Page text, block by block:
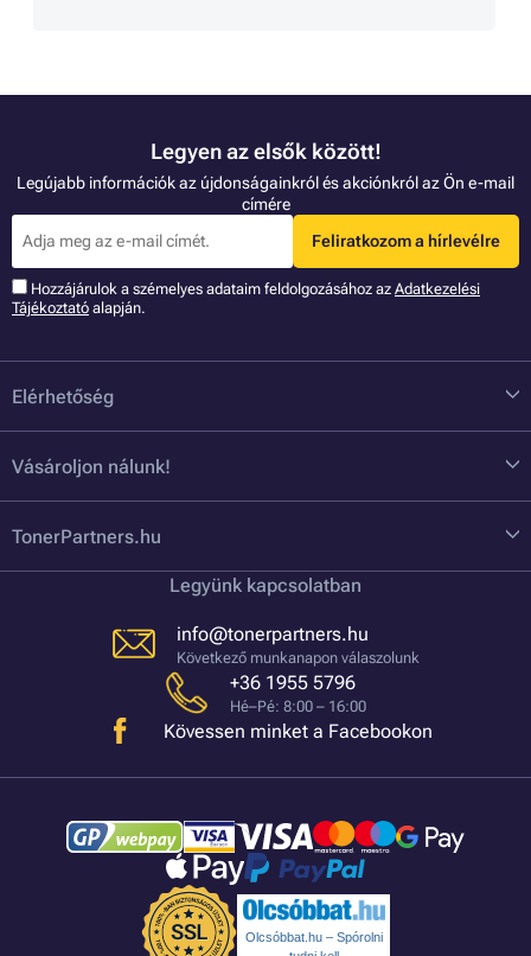
Legyen az elsők között!
Legújabb információk az újdonságainkról és akciónkról az Ön e-mail
címére
Feliratkozom a hírlevélre
Hozzájárulok a szémelyes adataim feldolgozásához az Adatkezelési
Tájékoztató alapján.
Elérhetőség
Vásároljon nálunk!
TonerPartners.hu
Legyünk kapcsolatban
info@tonerpartners.hu
Következő munkanapon válaszolunk
+36 1955 5796
Hé–Pé: 8:00 – 16:00
Kövessen minket a Facebookon
Olcsóbbat.hu – Spórolni